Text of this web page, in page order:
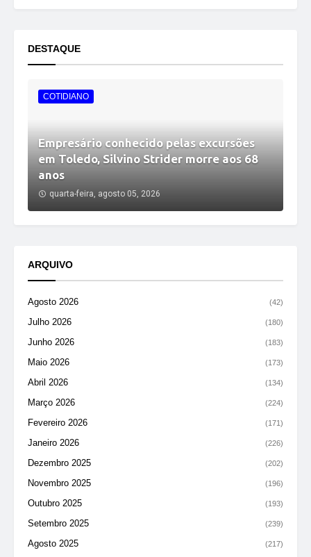
DESTAQUE
COTIDIANO
Empresário conhecido pelas excursões
em Toledo, Silvino Strider morre aos 68
anos
quarta-feira, agosto 05, 2026
ARQUIVO
Agosto 2026 (42)
Julho 2026 (180)
Junho 2026 (183)
Maio 2026 (173)
Abril 2026 (134)
Março 2026 (224)
Fevereiro 2026 (171)
Janeiro 2026 (226)
Dezembro 2025 (202)
Novembro 2025 (196)
Outubro 2025 (193)
Setembro 2025 (239)
Agosto 2025 (217)